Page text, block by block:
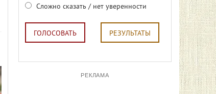
Сложно сказать / нет уверенности
ГОЛОСОВАТЬ РЕЗУЛЬТАТЫ
РЕКЛАМА